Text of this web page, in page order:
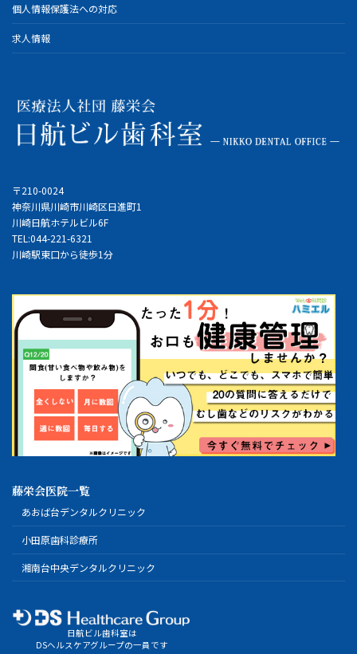
個人情報保護法への対応
求人情報
〒210-0024
神奈川県川崎市川崎区日進町1
川崎日航ホテルビル6F
TEL:044-221-6321
川崎駅東口から徒歩1分
藤栄会医院一覧
あおば台デンタルクリニック
小田原歯科診療所
湘南台中央デンタルクリニック
日航ビル歯科室は
DSヘルスケアグループの一員です